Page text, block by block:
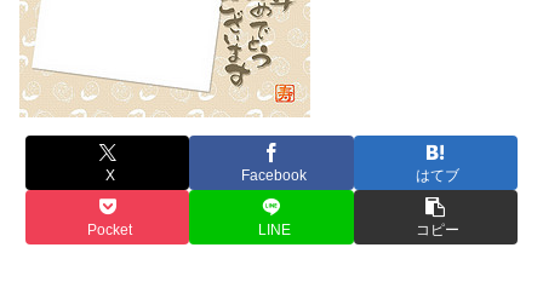
X Facebook はてブ
Pocket LINE コピー